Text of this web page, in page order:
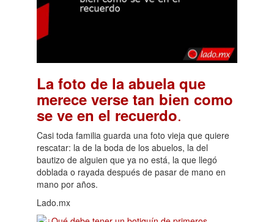
La foto de la abuela que
merece verse tan bien como
se ve en el recuerdo.
Casi toda familia guarda una foto vieja que quiere
rescatar: la de la boda de los abuelos, la del
bautizo de alguien que ya no está, la que llegó
doblada o rayada después de pasar de mano en
mano por años.
Lado.mx